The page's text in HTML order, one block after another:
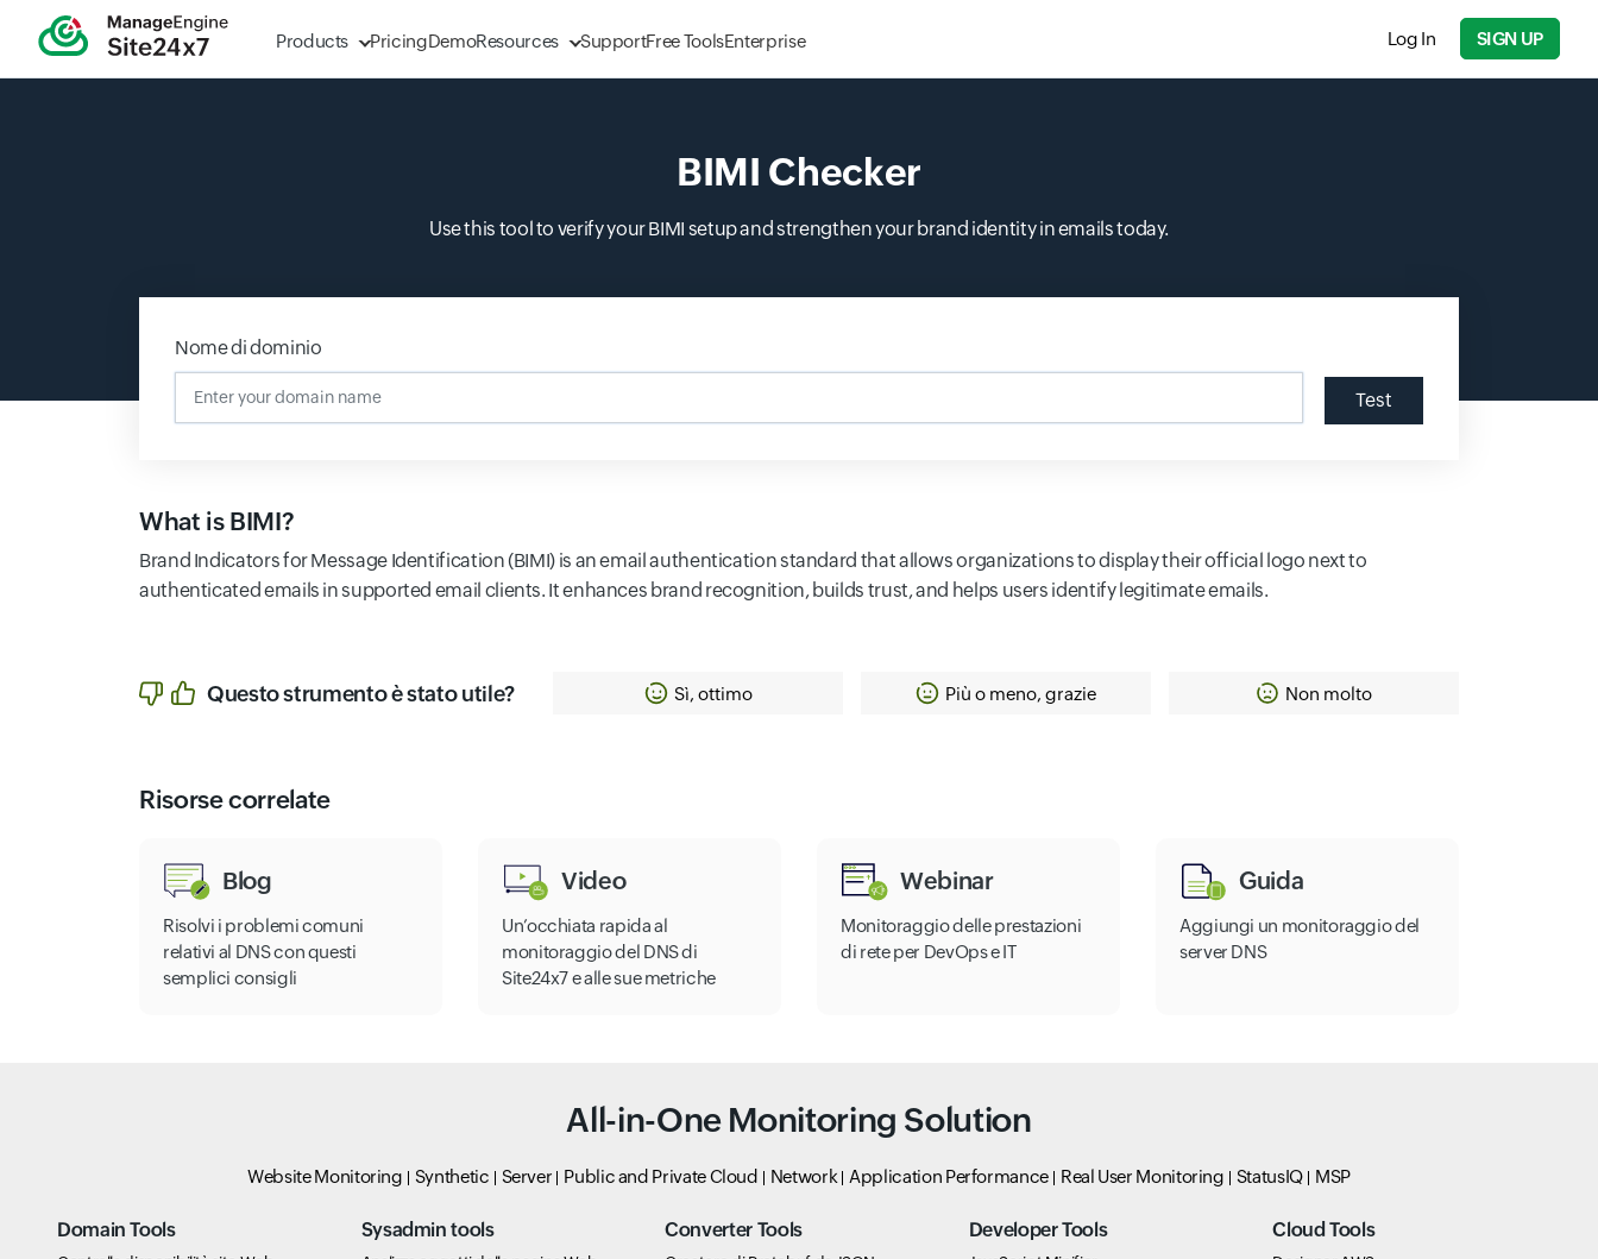
Products PricingDemoResources SupportFree ToolsEnterprise Log In SIGN UP
BIMI Checker
Use this tool to verify your BIMI setup and strengthen your brand identity in emails today.
Nome di dominio
Test
What is BIMI?
Brand Indicators for Message Identification (BIMI) is an email authentication standard that allows organizations to display their official logo next to
authenticated emails in supported email clients. It enhances brand recognition, builds trust, and helps users identify legitimate emails.
Questo strumento è stato utile? Sì, ottimo Più o meno, grazie Non molto
Risorse correlate
Blog
Risolvi i problemi comuni
relativi al DNS con questi
semplici consigli
Video
Un’occhiata rapida al
monitoraggio del DNS di
Site24x7 e alle sue metriche
Webinar
Monitoraggio delle prestazioni
di rete per DevOps e IT
Guida
Aggiungi un monitoraggio del
server DNS
All-in-One Monitoring Solution
Website Monitoring Synthetic Server Public and Private Cloud Network Application Performance Real User Monitoring StatusIQ MSP
Domain Tools Sysadmin tools Converter Tools Developer Tools Cloud Tools